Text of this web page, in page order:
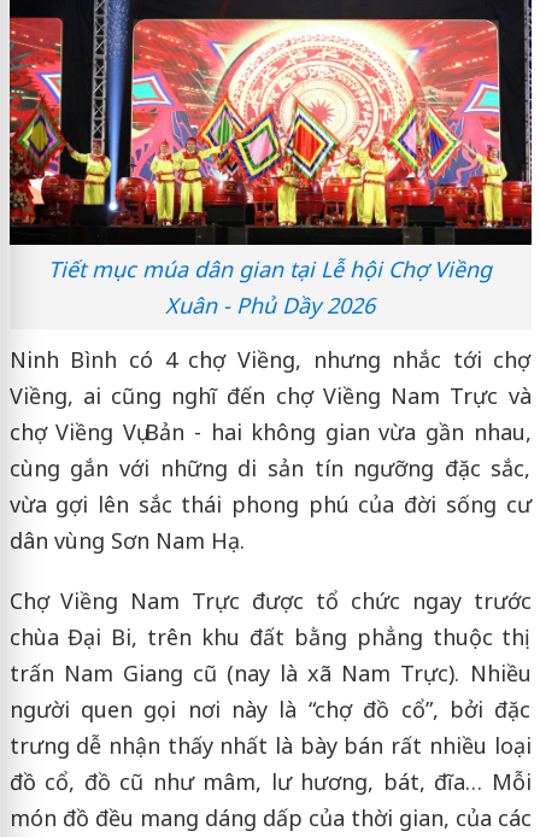
Tiết mục múa dân gian tại Lễ hội Chợ Viềng
Xuân - Phủ Dầy 2026
Ninh Bình có 4 chợ Viềng, nhưng nhắc tới chợ
Viềng, ai cũng nghĩ đến chợ Viềng Nam Trực và
chợ Viềng Vụ Bản - hai không gian vừa gần nhau,
cùng gắn với những di sản tín ngưỡng đặc sắc,
vừa gợi lên sắc thái phong phú của đời sống cư
dân vùng Sơn Nam Hạ.
Chợ Viềng Nam Trực được tổ chức ngay trước
chùa Đại Bi, trên khu đất bằng phẳng thuộc thị
trấn Nam Giang cũ (nay là xã Nam Trực). Nhiều
người quen gọi nơi này là “chợ đồ cổ”, bởi đặc
trưng dễ nhận thấy nhất là bày bán rất nhiều loại
đồ cổ, đồ cũ như mâm, lư hương, bát, đĩa… Mỗi
món đồ đều mang dáng dấp của thời gian, của các